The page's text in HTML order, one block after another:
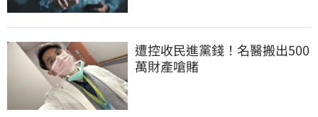
遭控收民進黨錢！名醫搬出500
萬財產嗆賭